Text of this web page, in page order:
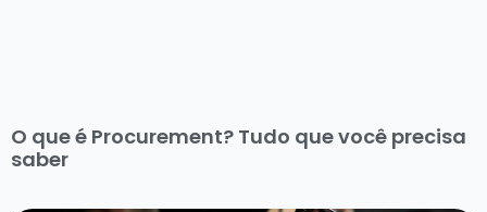
O que é Procurement? Tudo que você precisa
saber